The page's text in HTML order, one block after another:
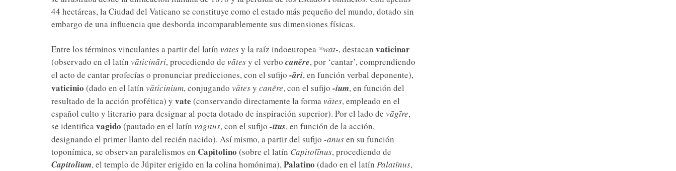
44 hectáreas, la Ciudad del Vaticano se constituye como el estado más pequeño del mundo, dotado sin
embargo de una influencia que desborda incomparablemente sus dimensiones físicas.
Entre los términos vinculantes a partir del latín vātesy la raíz indoeuropea *wāt-, destacan vaticinar
(observado en el latín vāticināri, procediendo de vātesy el verbo canĕre, por ‘cantar’, comprendiendo
el acto de cantar profecías o pronunciar predicciones, con el sufijo -āri, en función verbal deponente),
vaticinio (dado en el latín vāticinium, conjugando vātesy canĕre, con el sufijo -ium, en función del
resultado de la acción profética) y vate (conservando directamente la formavātes, empleado en el
español culto y literario para designar al poeta dotado de inspiración superior). Por el lado de vāgīre,
se identificavagido (pautado en el latín vāgītus, con el sufijo -ītus, en función de la acción,
designando el primer llanto del recién nacido). Así mismo, a partir del sufijo -ānusen su función
toponímica, se observan paralelismos en Capitolino (sobre el latín Capitolīnus, procediendo de
Capitolium, el templo de Júpiter erigido en la colina homónima),Palatino (dado en el latín Palatīnus,